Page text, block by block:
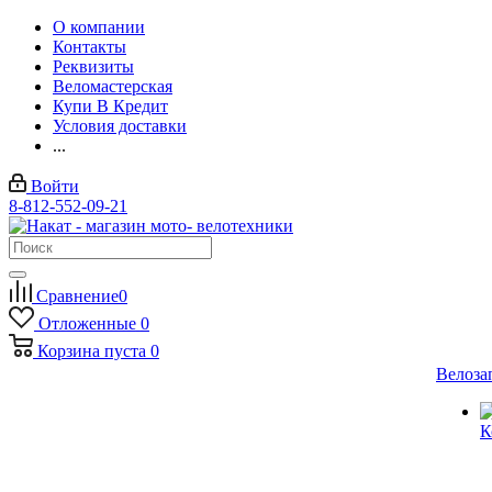
О компании
Контакты
Реквизиты
Веломастерская
Купи В Кредит
Условия доставки
...
Войти
8-812-552-09-21
Сравнение0
Отложенные 0
Корзина пуста 0